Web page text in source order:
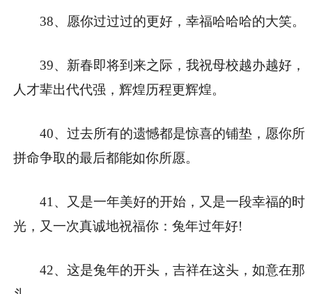
38、愿你过过过的更好，幸福哈哈哈的大笑。
39、新春即将到来之际，我祝母校越办越好，
人才辈出代代强，辉煌历程更辉煌。
40、过去所有的遗憾都是惊喜的铺垫，愿你所
拼命争取的最后都能如你所愿。
41、又是一年美好的开始，又是一段幸福的时
光，又一次真诚地祝福你：兔年过年好!
42、这是兔年的开头，吉祥在这头，如意在那